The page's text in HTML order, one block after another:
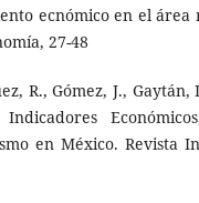
ecnómico en el
27-48
R., Gómez, J.,
Indicadores
en México. Revista